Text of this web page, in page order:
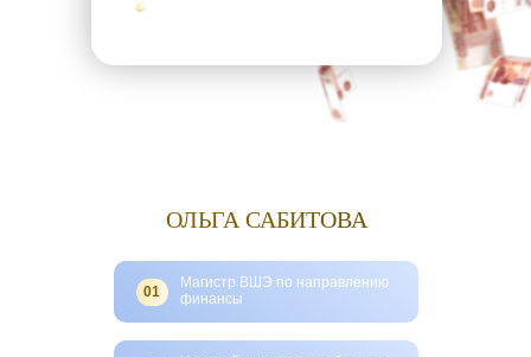
01
Магистр ВШЭ ‌по направлению
финансы
ОЛЬГА САБИТОВА